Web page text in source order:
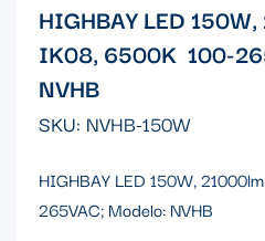
HIGHBAY LED
IK08, 6500K 100-
NVHB
SKU: NVHB-150W
HIGHBAY LED 150W,
265VAC; Modelo: NVHB